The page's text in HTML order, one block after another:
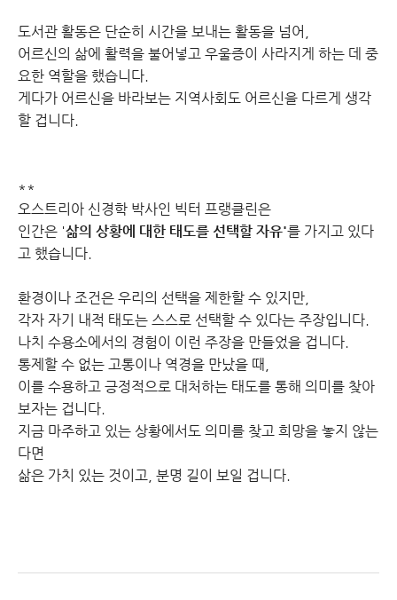
도서관 활동은 단순히 시간을 보내는 활동을 넘어,
어르신의 삶에 활력을 불어넣고 우울증이 사라지게 하는 데 중
요한 역할을 했습니다.
게다가 어르신을 바라보는 지역사회도 어르신을 다르게 생각
할 겁니다.
**
오스트리아 신경학 박사인 빅터 프랭클린은
인간은 '삶의 상황에 대한 태도를 선택할 자유'를 가지고 있다
고 했습니다.
환경이나 조건은 우리의 선택을 제한할 수 있지만,
각자 자기 내적 태도는 스스로 선택할 수 있다는 주장입니다.
나치 수용소에서의 경험이 이런 주장을 만들었을 겁니다.
통제할 수 없는 고통이나 역경을 만났을 때,
이를 수용하고 긍정적으로 대처하는 태도를 통해 의미를 찾아
보자는 겁니다.
지금 마주하고 있는 상황에서도 의미를 찾고 희망을 놓지 않는
다면
삶은 가치 있는 것이고, 분명 길이 보일 겁니다.